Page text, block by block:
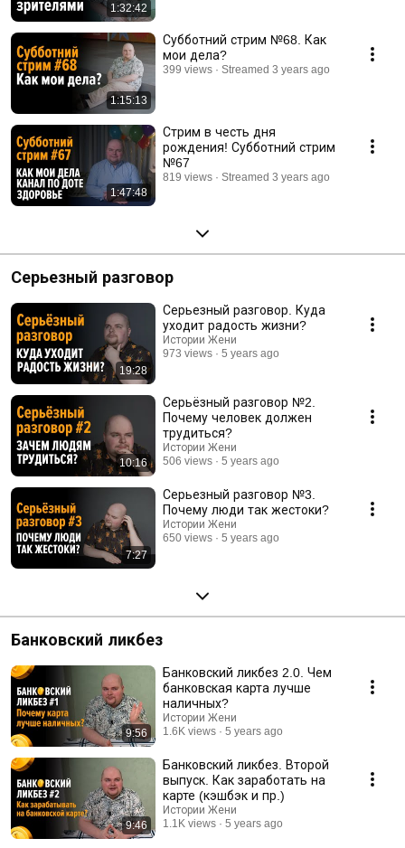
1:32:42
1:15:13
Субботний стрим №68. Как
мои дела?
399 views Streamed 3 years ago
1:47:48
Стрим в честь дня
рождения! Субботний стрим
№67
819 views Streamed 3 years ago
Серьезный разговор
19:28
Серьезный разговор. Куда
уходит радость жизни?
Истории Жени
973 views
5 years ago
10:16
Серьёзный разговор №2.
Почему человек должен
трудиться?
Истории Жени
506 views
5 years ago
7:27
Серьезный разговор №3.
Почему люди так жестоки?
Истории Жени
650 views
5 years ago
Банковский ликбез
9:56
Банковский ликбез 2.0. Чем
банковская карта лучше
наличных?
Истории Жени
1.6K views
5 years ago
9:46
Банковский ликбез. Второй
выпуск. Как заработать на
карте (кэшбэк и пр.)
Истории Жени
1.1K views
5 years ago